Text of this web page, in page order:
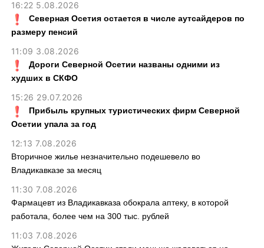
16:22 5.08.2026
Северная Осетия остается в числе аутсайдеров по
размеру пенсий
11:09 3.08.2026
Дороги Северной Осетии названы одними из
худших в СКФО
15:26 29.07.2026
Прибыль крупных туристических фирм Северной
Осетии упала за год
12:13 7.08.2026
Вторичное жилье незначительно подешевело во
Владикавказе за месяц
11:30 7.08.2026
Фармацевт из Владикавказа обокрала аптеку, в которой
работала, более чем на 300 тыс. рублей
11:03 7.08.2026